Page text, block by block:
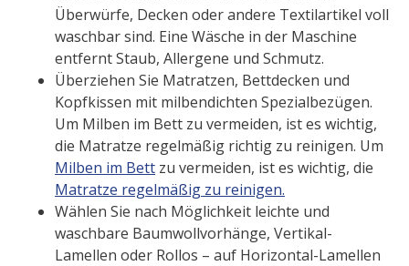
Überwürfe, Decken oder andere Textilartikel voll
waschbar sind. Eine Wäsche in der Maschine
entfernt Staub, Allergene und Schmutz.
Überziehen Sie Matratzen, Bettdecken und
Kopfkissen mit milbendichten Spezialbezügen.
Um Milben im Bett zu vermeiden, ist es wichtig,
die Matratze regelmäßig richtig zu reinigen. Um
Milben im Bett zu vermeiden, ist es wichtig, die
Matratze regelmäßig zu reinigen.
Wählen Sie nach Möglichkeit leichte und
waschbare Baumwollvorhänge, Vertikal-
Lamellen oder Rollos – auf Horizontal-Lamellen